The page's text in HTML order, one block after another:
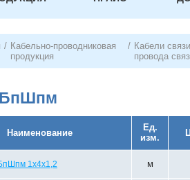
/ Кабельно-проводниковая
продукция
/ Кабели
провода
Наименование
Ед.
изм.
1х4х1,2 м